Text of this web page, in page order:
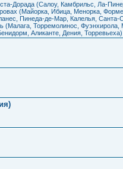
Дорада (Салоу, Камбрильс, Ла-
(Майорка, Ибица, Менорка,
Пинеда-де-Мар, Калелья, Санта-
(Малага, Торремолинос, Фуэнхирола,
Аликанте, Дения, Торревьеха)